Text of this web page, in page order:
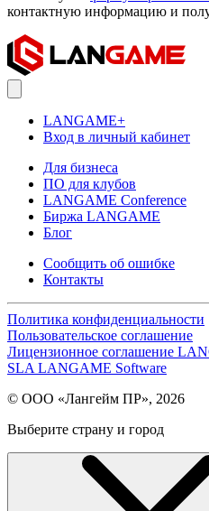
контактную информацию и
LANGAME+
Вход в личный кабинет
Для бизнеса
ПО для клубов
LANGAME Conference
Биржа LANGAME
Блог
Сообщить об ошибке
Контакты
Политика конфиденциальности
Пользовательское соглашение
Лицензионное соглашение
SLA LANGAME Software
© ООО «Лангейм ПР», 2026
Выберите страну и город